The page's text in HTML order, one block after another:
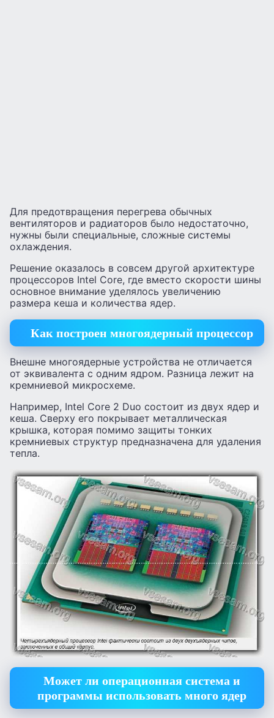
Для предотвращения перегрева обычных
вентиляторов и радиаторов было недостаточно,
нужны были специальные, сложные системы
охлаждения.
Решение оказалось в совсем другой архитектуре
процессоров Intel Core, где вместо скорости шины
основное внимание уделялось увеличению
размера кеша и количества ядер.
Как построен многоядерный процессор
Внешне многоядерные устройства не отличается
от эквивалента с одним ядром. Разница лежит на
кремниевой микросхеме.
Например, Intel Core 2 Duo состоит из двух ядер и
кеша. Сверху его покрывает металлическая
крышка, которая помимо защиты тонких
кремниевых структур предназначена для удаления
тепла.
Может ли операционная система и
программы использовать много ядер